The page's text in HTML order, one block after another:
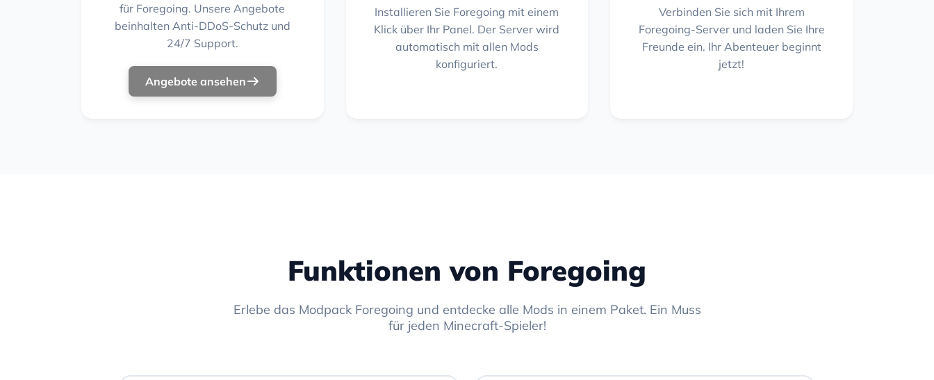
für Foregoing. Unsere Angebote
beinhalten Anti-DDoS-Schutz und
24/7 Support.
Angebote ansehen
Installieren Sie Foregoing mit einem
Klick über Ihr Panel. Der Server wird
automatisch mit allen Mods
konfiguriert.
Verbinden Sie sich mit Ihrem
Foregoing-Server und laden Sie Ihre
Freunde ein. Ihr Abenteuer beginnt
jetzt!
Funktionen von Foregoing
Erlebe das Modpack Foregoing und entdecke alle Mods in einem Paket. Ein Muss
für jeden Minecraft-Spieler!